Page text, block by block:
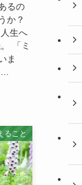
るの
か？
生へ
「ミ
ま
ること